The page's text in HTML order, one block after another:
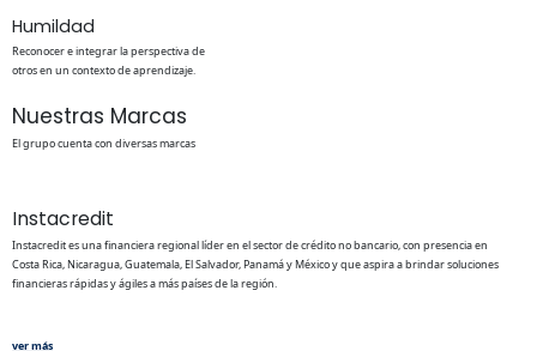
Humildad
Reconocer e integrar la perspectiva de
otros en un contexto de aprendizaje.
Nuestras Marcas
El grupo cuenta con diversas marcas
Instacredit
Instacredit es una financiera regional líder en el sector de crédito no bancario, con presencia en
Costa Rica, Nicaragua, Guatemala, El Salvador, Panamá y México y que aspira a brindar soluciones
financieras rápidas y ágiles a más países de la región.
ver más